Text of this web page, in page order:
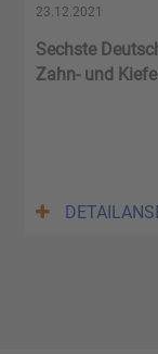
23.12.2021
Sechste
Zahn- und